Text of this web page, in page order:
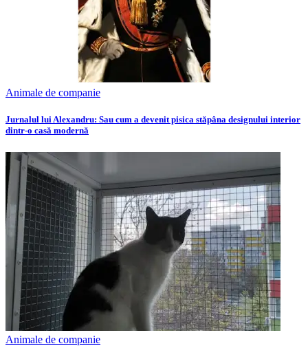
Animale de companie
Jurnalul lui Alexandru: Sau cum a devenit pisica stăpâna designului interior
dintr-o casă modernă
Animale de companie